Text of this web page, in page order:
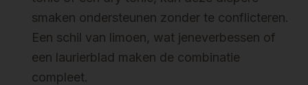
smaken ondersteunen zonder te conflicteren.
Een schil van limoen, wat jeneverbessen of
een laurierblad maken de combinatie
compleet.